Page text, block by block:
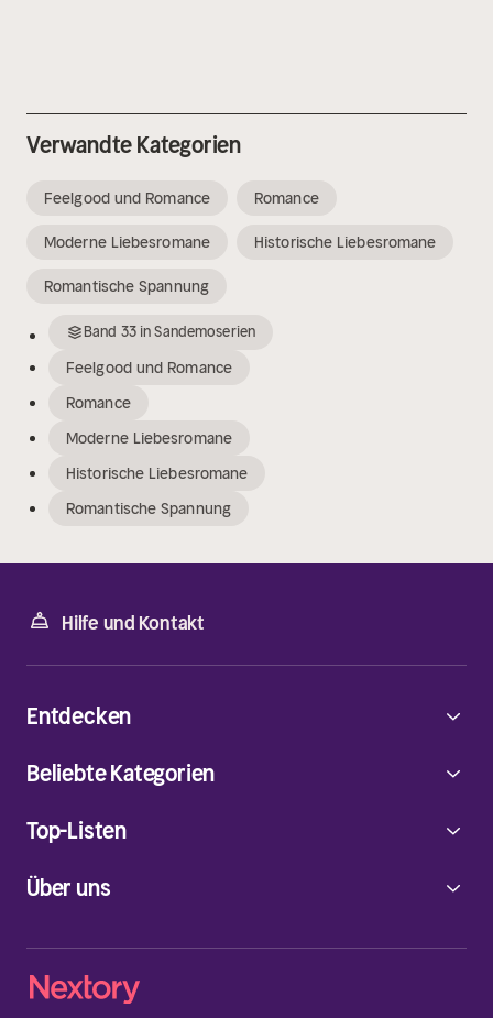
Verwandte Kategorien
Feelgood und Romance Romance
Moderne Liebesromane Historische Liebesromane
Romantische Spannung
Band 33inSandemoserien
Feelgood und Romance
Romance
Moderne Liebesromane
Historische Liebesromane
Romantische Spannung
Hilfe und Kontakt
Über uns
Entdecken
Beliebte Kategorien
Top-Listen